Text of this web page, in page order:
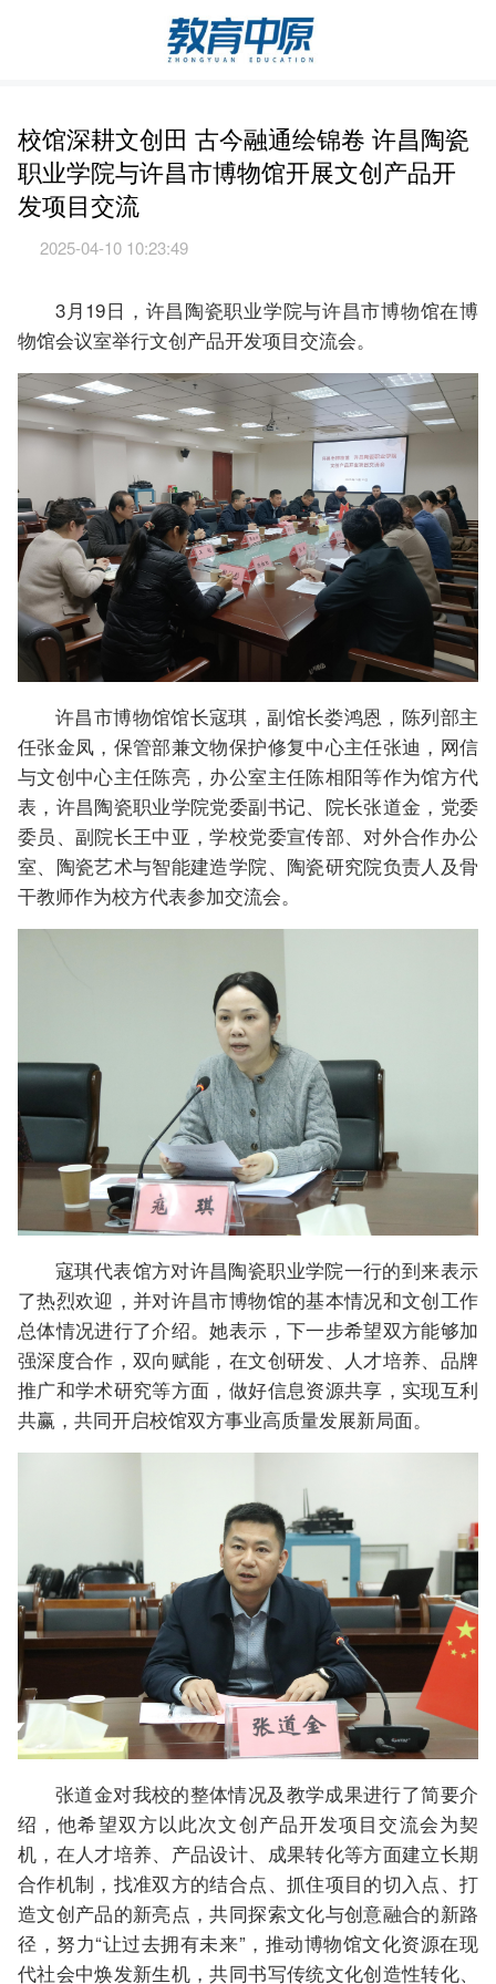
校馆深耕文创田 古今融通绘锦卷 许昌陶瓷
职业学院与许昌市博物馆开展文创产品开
发项目交流
2025-04-10 10:23:49
3月19日，许昌陶瓷职业学院与许昌市博物馆在博
物馆会议室举行文创产品开发项目交流会。
许昌市博物馆馆长寇琪，副馆长娄鸿恩，陈列部主
任张金凤，保管部兼文物保护修复中心主任张迪，网信
与文创中心主任陈亮，办公室主任陈相阳等作为馆方代
表，许昌陶瓷职业学院党委副书记、院长张道金，党委
委员、副院长王中亚，学校党委宣传部、对外合作办公
室、陶瓷艺术与智能建造学院、陶瓷研究院负责人及骨
干教师作为校方代表参加交流会。
寇琪代表馆方对许昌陶瓷职业学院一行的到来表示
了热烈欢迎，并对许昌市博物馆的基本情况和文创工作
总体情况进行了介绍。她表示，下一步希望双方能够加
强深度合作，双向赋能，在文创研发、人才培养、品牌
推广和学术研究等方面，做好信息资源共享，实现互利
共赢，共同开启校馆双方事业高质量发展新局面。
张道金对我校的整体情况及教学成果进行了简要介
绍，他希望双方以此次文创产品开发项目交流会为契
机，在人才培养、产品设计、成果转化等方面建立长期
合作机制，找准双方的结合点、抓住项目的切入点、打
造文创产品的新亮点，共同探索文化与创意融合的新路
径，努力“让过去拥有未来”，推动博物馆文化资源在现
代社会中焕发新生机，共同书写传统文化创造性转化、